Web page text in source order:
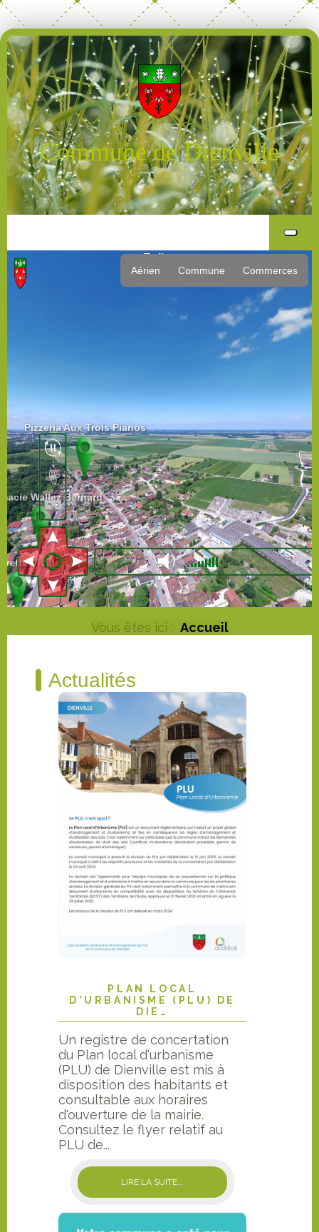
Commune de Dienville
Vous êtes ici : Accueil
Actualités
PLAN LOCAL
D'URBANISME (PLU) DE
DIE…
Un registre de concertation
du Plan local d'urbanisme
(PLU) de Dienville est mis à
disposition des habitants et
consultable aux horaires
d'ouverture de la mairie.
Consultez le flyer relatif au
PLU de...
LIRE LA SUITE...